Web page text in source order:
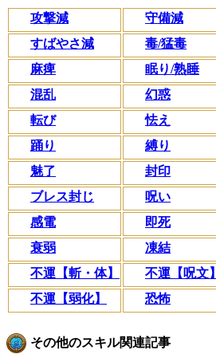
攻撃減
守備減
すばやさ減
毒/猛毒
麻痺
眠り/熟睡
混乱
幻惑
転び
怯え
踊り
縛り
魅了
封印
ブレス封じ
呪い
感電
即死
衰弱
凍結
不運【斬・体】
不運【呪文】
不運【弱化】
恐怖
その他のスキル関連記事